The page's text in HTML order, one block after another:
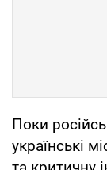
Поки
українські